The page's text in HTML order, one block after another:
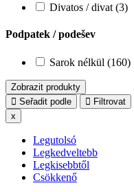
Divatos / divat (3)
Podpatek / podešev
Sarok nélkül (160)
Zobrazit produkty
Seřadit podle
Filtrovat
x
Legutolsó
Legkedveltebb
Legkisebbtől
Csökkenő